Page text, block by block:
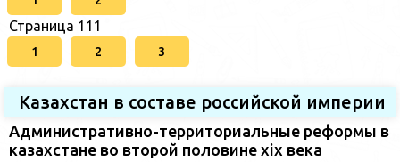
Страница 111
1 2 3
Казахстан в составе российской империи
Административно-территориальные реформы в
казахстане во второй половине xix века